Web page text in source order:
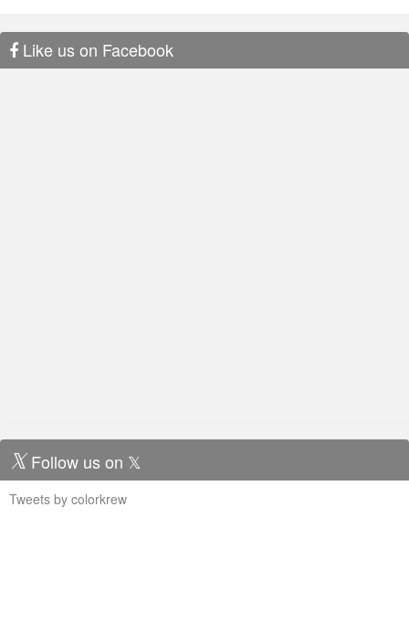
Like us on Facebook
Follow us on 𝕏
Tweets by colorkrew